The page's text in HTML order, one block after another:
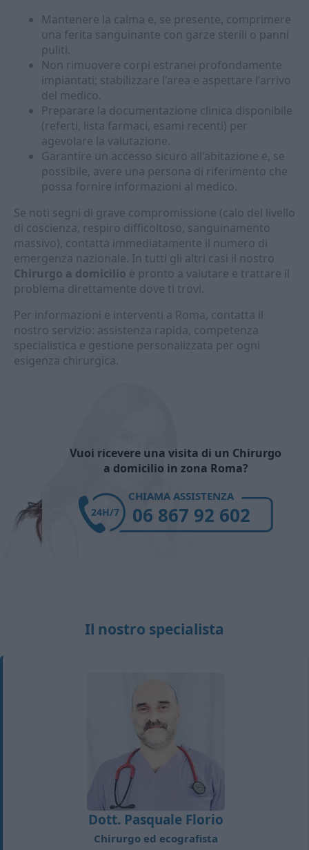
Mantenere la calma e, se presente, comprimere
una ferita sanguinante con garze sterili o panni
puliti.
Non rimuovere corpi estranei profondamente
impiantati; stabilizzare l'area e aspettare l'arrivo
del medico.
Preparare la documentazione clinica disponibile
(referti, lista farmaci, esami recenti) per
agevolare la valutazione.
Garantire un accesso sicuro all'abitazione e, se
possibile, avere una persona di riferimento che
possa fornire informazioni al medico.
Se noti segni di grave compromissione (calo del livello
di coscienza, respiro difficoltoso, sanguinamento
massivo), contatta immediatamente il numero di
emergenza nazionale. In tutti gli altri casi il nostro
Chirurgo a domicilio è pronto a valutare e trattare il
problema direttamente dove ti trovi.
Per informazioni e interventi a Roma, contatta il
nostro servizio: assistenza rapida, competenza
specialistica e gestione personalizzata per ogni
esigenza chirurgica.
Vuoi ricevere una visita di un Chirurgo
a domicilio in zona Roma?
CHIAMA ASSISTENZA
06 867 92 602
24H/7
Il nostro specialista
Dott. Pasquale Florio
Chirurgo ed ecografista